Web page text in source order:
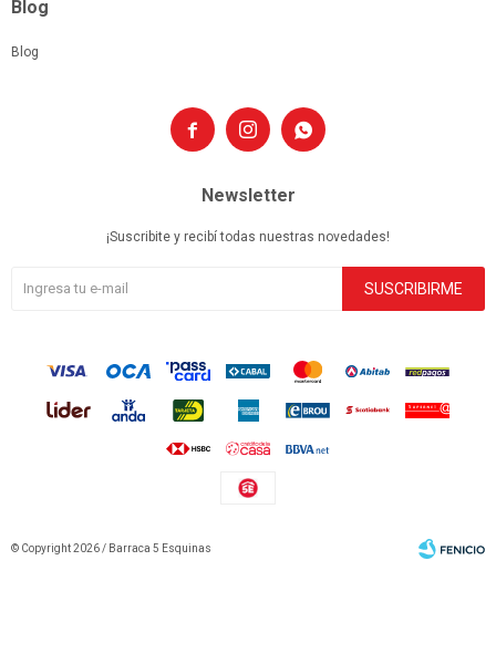
  
Blog
Blog
Newsletter
¡Suscribite y recibí todas nuestras novedades!
SUSCRIBIRME
© Copyright 2026 / Barraca 5 Esquinas